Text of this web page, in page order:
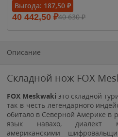
Выгода: 187,50 ₽
40 442,50 ₽40 630₽
Описание
Складной нож FOX
FOX Meskwaki это складной
так в честь легендарного
обитало в Северной Америке в
язык навахо, диалект
американскими